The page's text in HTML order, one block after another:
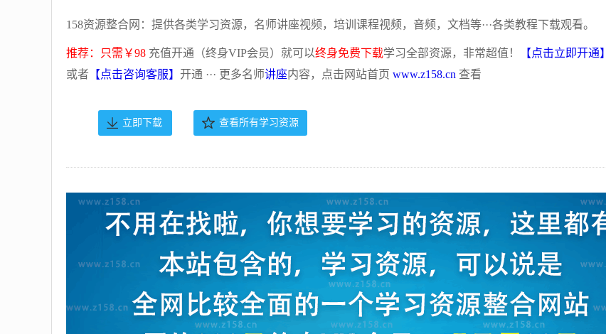
158资源整合网：提供各类学习资源，名师讲座视频，培训课程视频，音频，文档等···各类教程下载观看。
推荐：只需￥98 充值开通（终身VIP会员）就可以终身免费下载学习全部资源，非常超值！
【点击立即开通】
或者 【点击咨询客服】 开通 ··· 更多名师讲座内容，点击网站首页 www.z158.cn 查看
立即下载 查看所有学习资源